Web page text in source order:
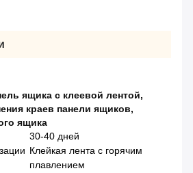
ящика с клеевой лентой,
краев панели ящиков,
ящика
30-40 дней
Клейкая лента с горячим
плавлением